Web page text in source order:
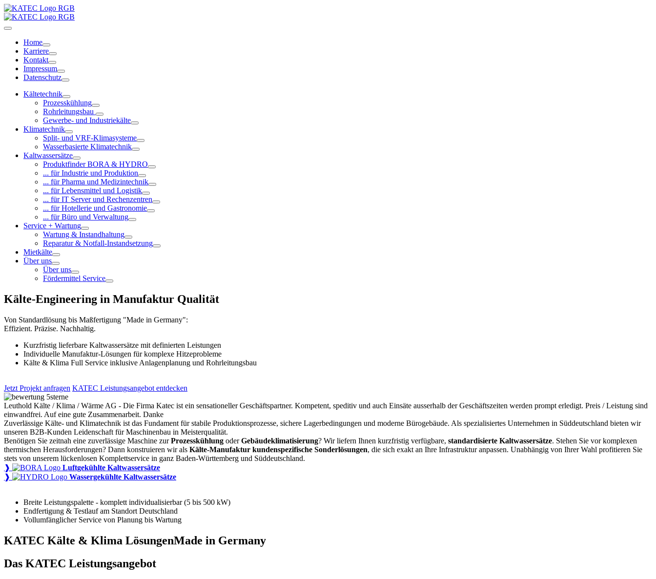
Home
Karriere
Kontakt
Impressum
Datenschutz
Kältetechnik
Prozesskühlung
Rohrleitungsbau
Gewerbe- und Industriekälte
Klimatechnik
Split- und VRF-Klimasysteme
Wasserbasierte Klimatechnik
Kaltwassersätze
Produktfinder BORA & HYDRO
... für Industrie und Produktion
... für Pharma und Medizintechnik
... für Lebensmittel und Logistik
... für IT Server und Rechenzentren
... für Hotellerie und Gastronomie
... für Büro und Verwaltung
Service + Wartung
Wartung & Instandhaltung
Reparatur & Notfall-Instandsetzung
Mietkälte
Über uns
Über uns
Fördermittel Service
Kälte-Engineering in Manufaktur Qualität
Von Standardlösung bis Maßfertigung "Made in Germany":
Effizient. Präzise. Nachhaltig.
Kurzfristig lieferbare Kaltwassersätze mit definierten Leistungen
Individuelle Manufaktur-Lösungen für komplexe Hitzeprobleme
Kälte & Klima Full Service inklusive Anlagenplanung und Rohrleitungsbau
Jetzt Projekt anfragen KATEC Leistungsangebot entdecken
Leuthold Kälte / Klima / Wärme AG - Die Firma Katec ist ein sensationeller Geschäftspartner. Kompetent, speditiv und auch Einsäte ausserhalb der Geschäftszeiten werden prompt erledigt. Preis / Leistung sind
einwandfrei. Auf eine gute Zusammenarbeit. Danke
Zuverlässige Kälte- und Klimatechnik ist das Fundament für stabile Produktionsprozesse, sichere Lagerbedingungen und moderne Bürogebäude. Als spezialisiertes Unternehmen in Süddeutschland bieten wir
unseren B2B-Kunden Leidenschaft für Maschinenbau in Meisterqualität.
Benötigen Sie zeitnah eine zuverlässige Maschine zurProzesskühlung oderGebäudeklimatisierung? Wir liefern Ihnen kurzfristig verfügbare, standardisierte Kaltwassersätze. Stehen Sie vor komplexen
thermischen Herausforderungen? Dann konstruieren wir als Kälte-Manufaktur kundenspezifische Sonderlösungen, die sich exakt an Ihre Infrastruktur anpassen. Unabhängig von Ihrer Wahl profitieren Sie
stets von unserem lückenlosen Komplettservice in ganz Baden-Württemberg und Süddeutschland.
❱
Luftgekühlte Kaltwassersätze
❱
Wassergekühlte Kaltwassersätze
Breite Leistungspalette - komplett individualisierbar (5 bis 500 kW)
Endfertigung & Testlauf am Standort Deutschland
Vollumfänglicher Service von Planung bis Wartung
KATEC Kälte & Klima LösungenMade in Germany
Das KATEC Leistungsangebot